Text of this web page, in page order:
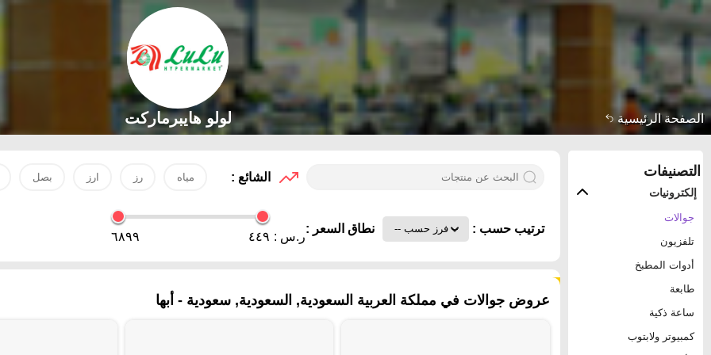
الصفحة الرئيسية لولو هايبرماركت
التصنيفات
إلكترونيات
جوالات
تلفزيون
أدوات المطبخ
طابعة
ساعة ذكية
كمبيوتر ولابتوب
الشائع : مياه رز ارز بصل
ترتيب حسب : نطاق السعر :
ر.س : ٤٤٩ ٦٨٩٩
عروض جوالات في مملكة العربية السعودية, السعودية, سعودية - أبها